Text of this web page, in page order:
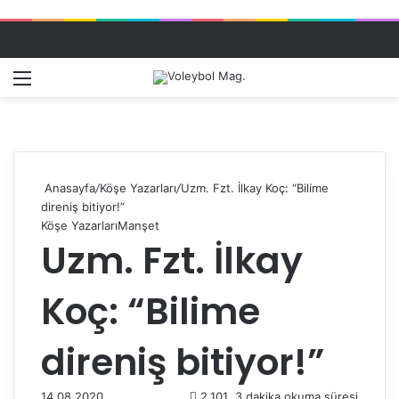
Anasayfa/Köşe Yazarları/Uzm. Fzt. İlkay Koç: “Bilime
direniş bitiyor!”
Köşe YazarlarıManşet
Uzm. Fzt. İlkay
Koç: “Bilime
direniş bitiyor!”